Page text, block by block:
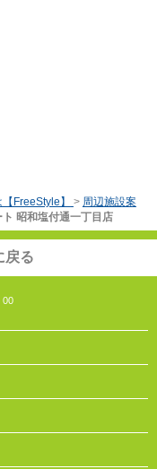
FreeStyle】 > 周辺施設案
昭和塩付通一丁目店
戻る
00